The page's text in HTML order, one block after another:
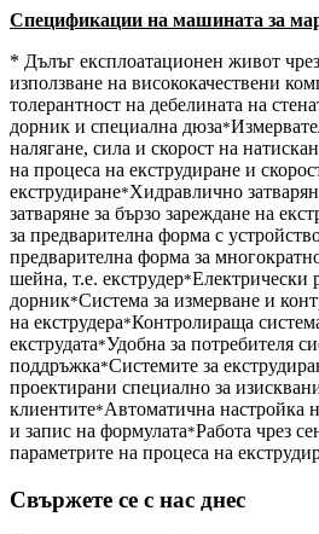
Спецификации на машината за
* Дълъг експлоатационен живот
използване на висококачествени
толерантност на дебелината на
дорник и специална дюза*
налягане, сила и скорост на
на процеса на екструдиране и
екструдиране*Хидравлично
затваряне за бързо зареждане на
за предварителна форма с
предварителна форма за
шейна, т.е. екструдер*Електрически
дорник*Система за измерване и
на екструдера*Контролираща
екструдата*Удобна за потребителя
поддръжка*Системите за
проектирани специално за
клиентите*Автоматична настройка
и запис на формулата*Работа чрез
параметрите на процеса на
Свържете се с нас днес